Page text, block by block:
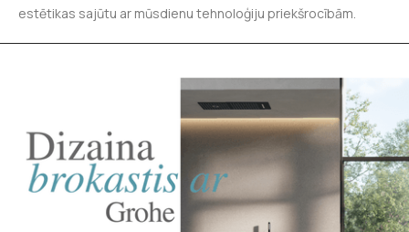
estētikas sajūtu ar mūsdienu tehnoloģiju priekšrocībām.